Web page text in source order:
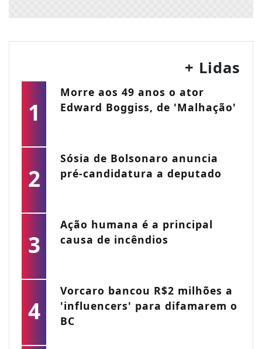
+ Lidas
1
Morre aos 49 anos o ator
Edward Boggiss, de 'Malhação'
2
Sósia de Bolsonaro anuncia
pré-candidatura a deputado
3
Ação humana é a principal
causa de incêndios
4
Vorcaro bancou R$2 milhões a
'influencers' para difamarem o
BC